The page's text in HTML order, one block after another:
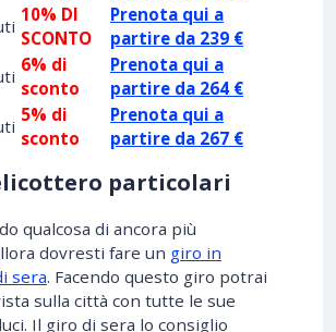
10% DI
SCONTO
Prenota qui a
partire da 239 €
6% di
sconto
Prenota qui a
partire da 264 €
5% di
sconto
Prenota qui a
partire da 267 €
particolari
qualcosa di ancora più
dovresti fare un giro in
sera. Facendo questo giro potrai
sulla città con tutte le sue
Il giro di sera lo consiglio